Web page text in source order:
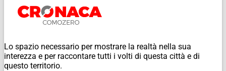
Lo spazio necessario per mostrare la realtà nella sua
interezza e per raccontare tutti i volti di questa città e di
questo territorio.